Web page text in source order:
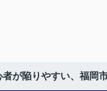
者が陥りやすい、福岡